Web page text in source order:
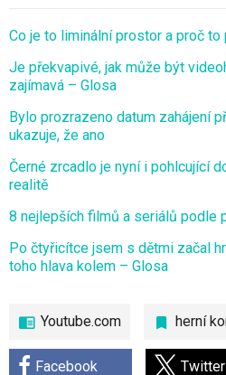
Youtube.com herní
Facebook Twitter
Co je to liminální prostor a proč to
Je překvapivé, jak může být
zajímavá – Glosa
Bylo prozrazeno datum zahájení
ukazuje, že ano
Černé zrcadlo je nyní i pohlcující
realitě
8 nejlepších filmů a seriálů podle
Po čtyřicítce jsem s dětmi začal
toho hlava kolem – Glosa